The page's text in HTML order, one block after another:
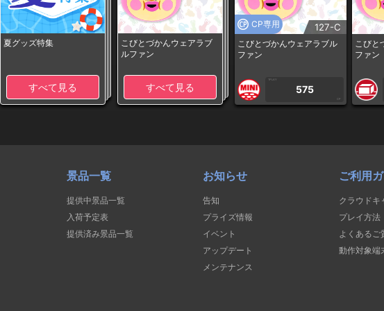
夏グッズ特集
すべて見る
こびとづかんウェアラブ
ルファン
すべて見る
CP専用 127-C
こびとづかんウェアラブル
ファン
1PLAY
575
CP
こびと
ファン
景品一覧
提供中景品一覧
入荷予定表
提供済み景品一覧
お知らせ
告知
プライズ情報
イベント
アップデート
メンテナンス
ご利用
クラウドキ
プレイ方法
よくあるご
動作対象端